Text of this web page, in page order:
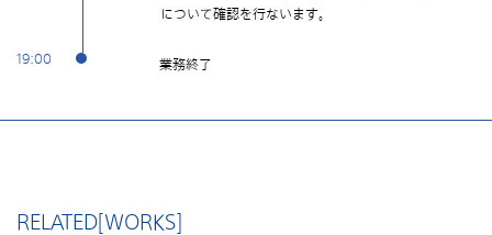
について確認を行ないます。
19:00 業務終了
RELATED[WORKS]